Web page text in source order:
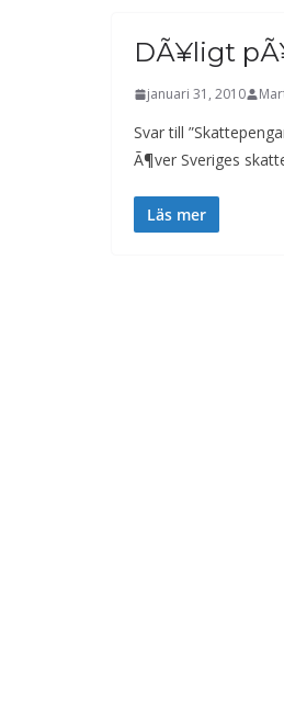
DÃ¥ligt
januari 31, 2010
Svar till
Ã¶ver Sveriges
Läs mer